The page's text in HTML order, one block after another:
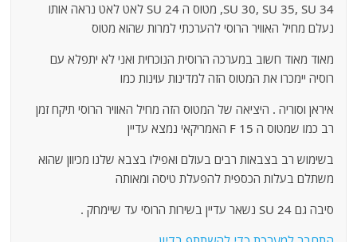
SU 30, SU 35, SU 34, מטוס ה SU 24 לאט לאט נראה אותו
נעלם מחיל האוויר הרוסי להערכתי למרות שהוא מטוס
מאוד מאוד חשוב במערכה הרוסית הנוכחית ואני לא יתפלא עם
רוסיה יימכרו את המטוס הזה למדינות עוינות כמו
איראן וסוריה . היציאה של המטוס הזה מחיל האוויר הרוסי תיקח זמן
רב כמו שמטוס ה F 15 האמריקאי נמצא עדיין
בשימוש רב בצבאות רבים בעולם ואפילו בצבא שלנו מכיוון שהוא
משתלם בעלות הכספית להפעלת טיסה ומאותה
סיבה גם SU 24 נשאר עדיין בשירות הרוסי עד שיימחק .